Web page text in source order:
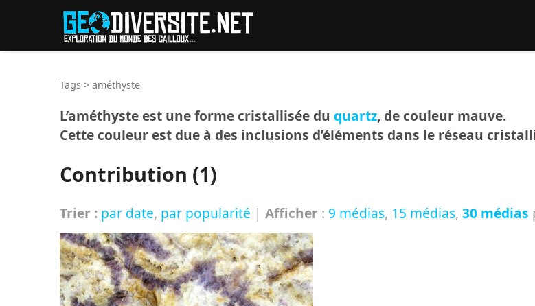
Tags > améthyste
L’améthyste est une forme cristallisée du quartz, de couleur mauve.
Cette couleur est due à des inclusions d’éléments dans le réseau
Contribution (1)
Trier : par date, par popularité | Afficher : 9 médias, 15 médias, 30 médias